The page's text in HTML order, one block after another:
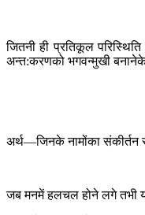
जितनी ही प्रतिकूल
अन्त:करणको भगवन्मुखी बनानेके
अर्थ—जिनके नामोंका संकीर्तन
जब मनमें हलचल होने लगे तभी